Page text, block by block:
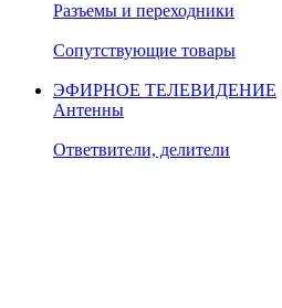
Разъемы и переходники
Сопутствующие товары
ЭФИРНОЕ ТЕЛЕВИДЕНИЕ
Антенны
Ответвители, делители